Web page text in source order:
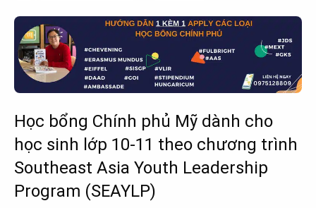
Học bổng Chính phủ Mỹ dành cho
học sinh lớp 10-11 theo chương trình
Southeast Asia Youth Leadership
Program (SEAYLP)